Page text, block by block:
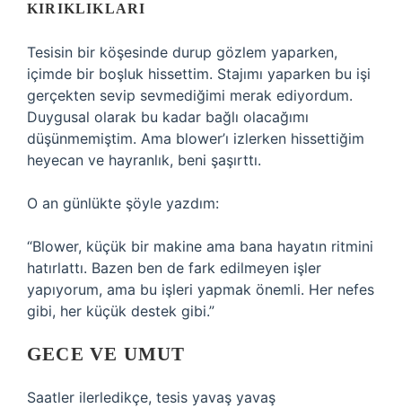
KIRIKLIKLARI
Tesisin bir köşesinde durup gözlem yaparken,
içimde bir boşluk hissettim. Stajımı yaparken bu işi
gerçekten sevip sevmediğimi merak ediyordum.
Duygusal olarak bu kadar bağlı olacağımı
düşünmemiştim. Ama blower’ı izlerken hissettiğim
heyecan ve hayranlık, beni şaşırttı.
O an günlükte şöyle yazdım:
“Blower, küçük bir makine ama bana hayatın ritmini
hatırlattı. Bazen ben de fark edilmeyen işler
yapıyorum, ama bu işleri yapmak önemli. Her nefes
gibi, her küçük destek gibi.”
GECE VE UMUT
Saatler ilerledikçe, tesis yavaş yavaş